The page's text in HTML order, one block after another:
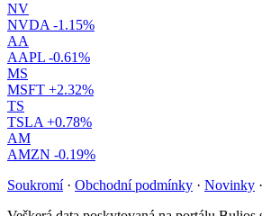
NV
NVDA -1.15%
AA
AAPL -0.61%
MS
MSFT +2.32%
TS
TSLA +0.78%
AM
AMZN -0.19%
Soukromí · Obchodní podmínky · Novinky ·